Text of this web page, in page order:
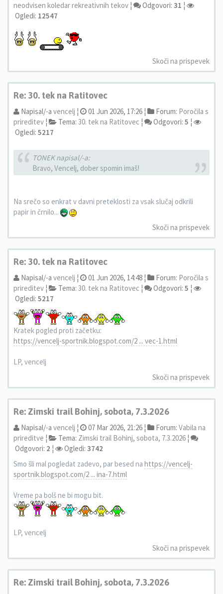
neodvisen koledar rekreativnih tekov ¦ Odgovori: 31 ¦
Ogledi: 12547
Skoči na prispevek
Re: 30. tek na Ratitovec
Napisal/-a vencelj ¦ 01 Jun 2026, 17:26 ¦ Forum: Poročila s
prireditev ¦ Tema: 30. tek na Ratitovec ¦ Odgovori: 5 ¦
Ogledi: 5217
TONEK napisal/-a:
Bravo, Vencelj, dober spomin imaš!
Na srečo so enkrat v davni preteklosti za vsak slučaj odkrili
papir in črnilo...
Skoči na prispevek
Re: 30. tek na Ratitovec
Napisal/-a vencelj ¦ 01 Jun 2026, 14:48 ¦ Forum: Poročila s
prireditev ¦ Tema: 30. tek na Ratitovec ¦ Odgovori: 5 ¦
Ogledi: 5217
Kratek pogled proti začetku:
https://vencelj-sportnik.blogspot.com/2 ... vec-1.html
LP, vencelj
Skoči na prispevek
Re: Zimski trail Bohinj, sobota, 7.3.2026
Napisal/-a vencelj ¦ 07 Mar 2026, 21:26 ¦ Forum: Vabila na
prireditve ¦ Tema: Zimski trail Bohinj, sobota, 7.3.2026 ¦
Odgovori: 2 ¦ Ogledi: 3742
Smo šli mal pogledat zadevo, par besed na https://vencelj-
sportnik.blogspot.com/2 ... ina-7.html
Vreme pa bolš ne bi mogu bit.
LP, vencelj
Skoči na prispevek
Re: Zimski trail Bohinj, sobota, 7.3.2026